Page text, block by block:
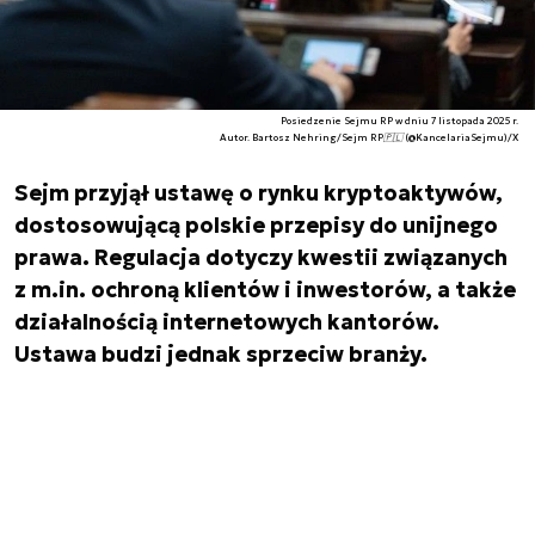
Posiedzenie Sejmu RP w dniu 7 listopada 2025 r.
Autor. Bartosz Nehring/Sejm RP🇵🇱 (@KancelariaSejmu)/X
Sejm przyjął ustawę o rynku kryptoaktywów,
dostosowującą polskie przepisy do unijnego
prawa. Regulacja dotyczy kwestii związanych
z m.in. ochroną klientów i inwestorów, a także
działalnością internetowych kantorów.
Ustawa budzi jednak sprzeciw branży.